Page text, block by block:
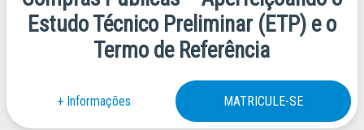
Estudo Técnico Preliminar (ETP) e o
Termo de Referência